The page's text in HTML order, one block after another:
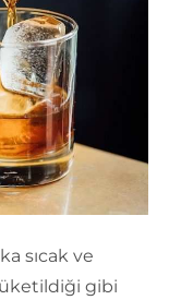
sıcak ve
gibi